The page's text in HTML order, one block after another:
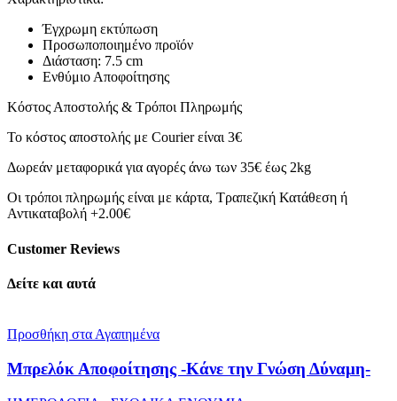
Έγχρωμη εκτύπωση
Προσωποποιημένο προϊόν
Διάσταση: 7.5 cm
Ενθύμιο Αποφοίτησης
Κόστος Αποστολής & Τρόποι Πληρωμής
Το κόστος αποστολής με Courier είναι 3€
Δωρεάν μεταφορικά για αγορές άνω των 35€ έως 2kg
Οι τρόποι πληρωμής είναι με κάρτα, Τραπεζική Κατάθεση ή
Αντικαταβολή +2.00€
Customer Reviews
Δείτε και αυτά
Προσθήκη στα Αγαπημένα
Μπρελόκ Αποφοίτησης -Κάνε την Γνώση Δύναμη-